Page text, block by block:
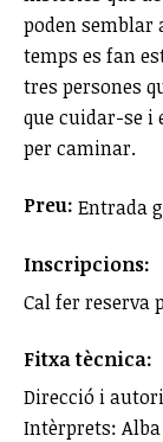
poden semblar
temps es fan
tres persones
que cuidar-se i
per caminar.
Preu: Entrada
Inscripcions:
Cal fer reserva
Fitxa tècnica:
Direcció i
Intèrprets: